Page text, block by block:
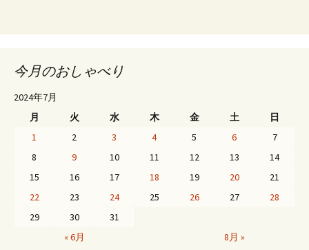
今月のおしゃべり
2024年7月
月
火 水 木 金 土 日
« 6月 8月 »
1 2 3 4 5 6
7
8
9 10 11 12 13
14
15
16 17 18 19 20
21
22
23 24 25 26 27
28
29
30 31